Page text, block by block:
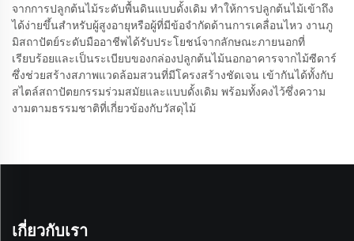
จากการปลูกต้นไม้ระดับพื้นดินแบบดั้งเดิม ทำให้การปลูกต้นไม้เข้าถึง
ได้ง่ายขึ้นสำหรับผู้สูงอายุหรือผู้ที่มีข้อจำกัดด้านการเคลื่อนไหว งานภู
มิสถาปัตย์ระดับมืออาชีพได้รับประโยชน์จากลักษณะภายนอกที่
เรียบร้อยและเป็นระเบียบของกล่องปลูกต้นไม้นอกอาคารจากไม้ซีดาร์
ซึ่งช่วยสร้างสภาพแวดล้อมสวนที่มีโครงสร้างชัดเจน เข้ากันได้ทั้งกับ
สไตล์สถาปัตยกรรมร่วมสมัยและแบบดั้งเดิม พร้อมทั้งคงไว้ซึ่งความ
งามตามธรรมชาติที่เกี่ยวข้องกับวัสดุไม้
เกี่ยวกับเรา